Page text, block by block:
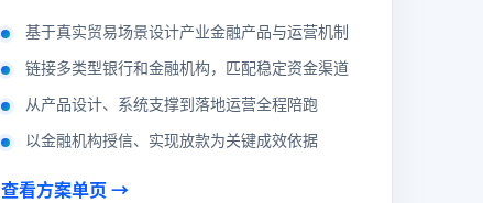
基于真实贸易场景设计产业金融产品与运营机制
链接多类型银行和金融机构，匹配稳定资金渠道
从产品设计、系统支撑到落地运营全程陪跑
以金融机构授信、实现放款为关键成效依据
查看方案单页 →